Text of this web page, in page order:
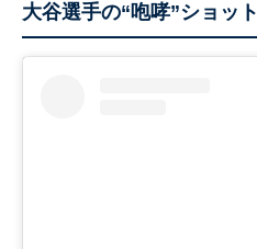
大谷選手の“咆哮”ショット